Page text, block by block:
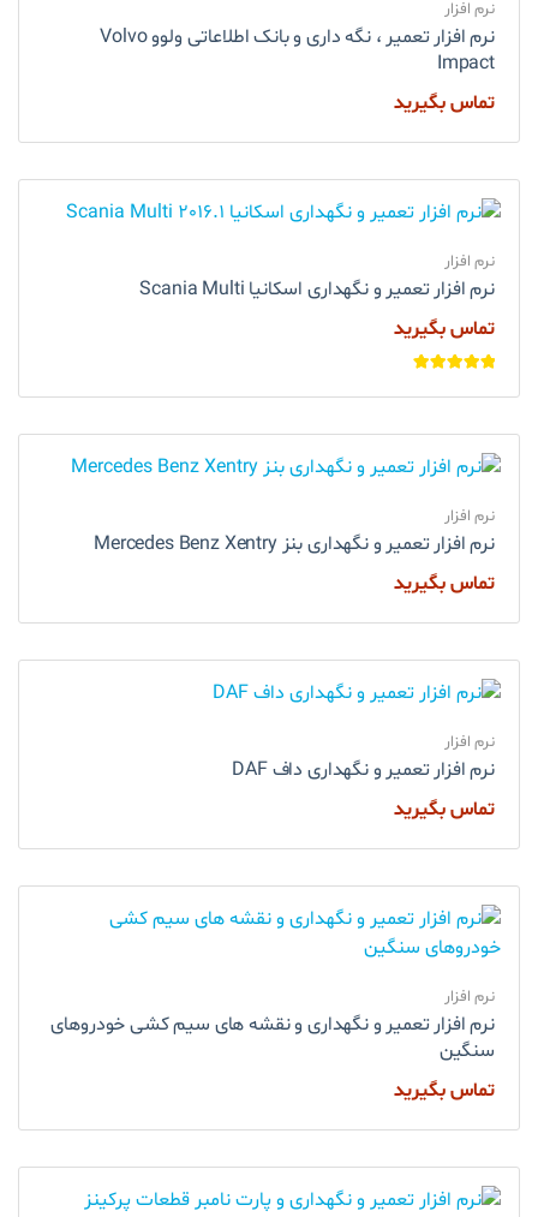
نرم افزار
نرم افزار تعمیر ، نگه داری و بانک اطلاعاتی ولوو Volvo
Impact
تماس بگیرید
نرم افزار
نرم افزار تعمیر و نگهداری اسکانیا Scania Multi
تماس بگیرید
5
نرم افزار
نرم افزار تعمیر و نگهداری بنز Mercedes Benz Xentry
تماس بگیرید
نرم افزار
نرم افزار تعمیر و نگهداری داف DAF
تماس بگیرید
نرم افزار
نرم افزار تعمیر و نگهداری و نقشه های سیم کشی خودروهای
سنگین
تماس بگیرید